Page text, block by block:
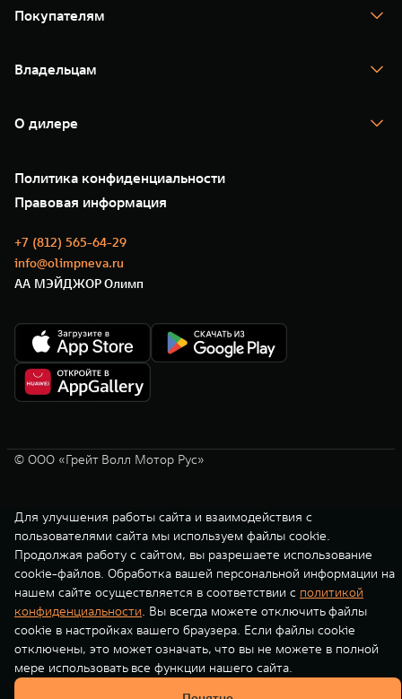
TANK 400
TANK 500
Покупателям
Тест-драйв
TANK Финансы
Корпоративным клиентам
Зарядные станции
Владельцам
Помощь на дороге
Новые цифровые сервисы TANK
Сервис
Нулевое ТО
Моторные масла
О дилере
35 лет GWM
GWM ТЕХ ДЕНЬ
Новости
Политика конфиденциальности
Правовая информация
+7 (812) 565-64-29
info@olimpneva.ru
АА МЭЙДЖОР Олимп
© ООО «Грейт Волл Мотор Рус»
Для улучшения работы сайта и взаимодействия с
пользователями сайта мы используем файлы cookie.
Продолжая работу с сайтом, вы разрешаете использование
cookie-файлов. Обработка вашей персональной информации на
нашем сайте осуществляется в соответствии с политикой
конфиденциальности. Вы всегда можете отключить файлы
cookie в настройках вашего браузера. Если файлы cookie
отключены, это может означать, что вы не можете в полной
мере использовать все функции нашего сайта.